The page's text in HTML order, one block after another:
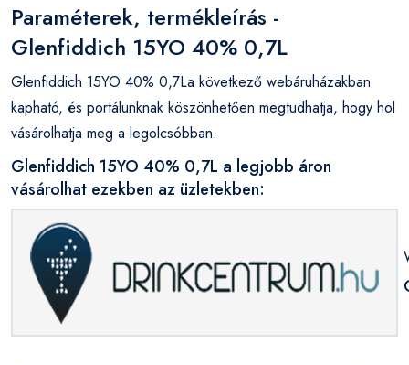
Paraméterek, termékleírás -
Glenfiddich 15YO 40% 0,7L
Glenfiddich 15YO 40% 0,7La következő webáruházakban
kapható, és portálunknak köszönhetően megtudhatja, hogy hol
vásárolhatja meg a legolcsóbban.
Glenfiddich 15YO 40% 0,7L a legjobb áron
vásárolhat ezekben az üzletekben: